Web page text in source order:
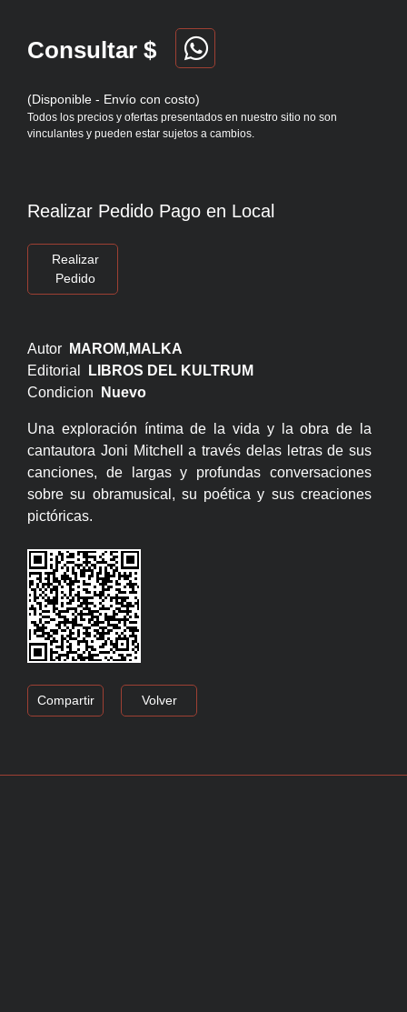
Consultar $
(Disponible - Envío con costo)
Todos los precios y ofertas presentados en nuestro sitio no son
vinculantes y pueden estar sujetos a cambios.
Realizar Pedido Pago en Local
Realizar
Pedido
Autor
MAROM,MALKA
Editorial
LIBROS DEL KULTRUM
Condicion
Nuevo
Una exploración íntima de la vida y la obra de la
cantautora Joni Mitchell a través delas letras de sus
canciones, de largas y profundas conversaciones
sobre su obramusical, su poética y sus creaciones
pictóricas.
Compartir Volver